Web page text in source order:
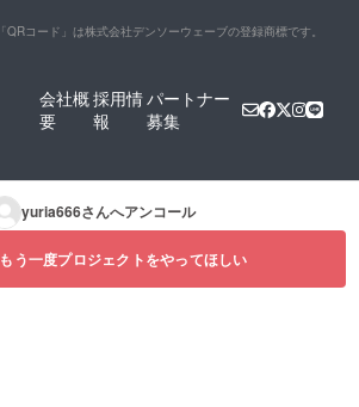
「QRコード」は株式会社デンソーウェーブの登録商標です。
会社概
要
採用情
報
パートナー
募集
yuria666さんへアンコール
もう一度プロジェクトをやってほしい